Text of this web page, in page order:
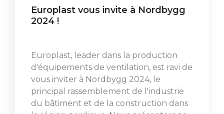
Europlast vous invite à Nordbygg
2024 !
Europlast, leader dans la production
d'équipements de ventilation, est ravi de
vous inviter à Nordbygg 2024, le
principal rassemblement de l'industrie
du bâtiment et de la construction dans